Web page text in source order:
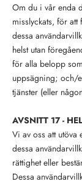
Om du i vår enda
misslyckats, för
dessa
helst utan
för alla belopp
uppsägning; och/
tjänster (eller
AVSNITT 17 -
Vi av oss att utöva
dessa
rättighet eller
Dessa